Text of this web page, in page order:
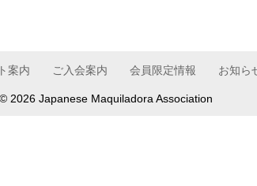
案内 ご入会案内 会員限定情報 お知ら
2026 Japanese Maquiladora Association